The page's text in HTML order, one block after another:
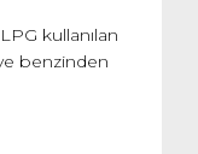
kullanılan
benzinden